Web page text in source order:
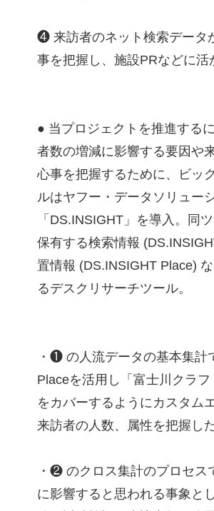
❹ 来訪者のネット検索データ
事を把握し、施設PRなどに活
● 当プロジェクトを推進する
者数の増減に影響する要因や
心事を把握するために、ビッ
ルはヤフー・データソリュー
「DS.INSIGHT」を導入。同
保有する検索情報
置情報 (DS.INSIGHT Place)
るデスクリサーチツール。
・❶ の人流データの基本集計
Placeを活用し「富士川クラ
をカバーするようにカスタム
来訪者の人数、属性を把握した
・❷ のクロス集計のプロセス
に影響すると思われる事象と